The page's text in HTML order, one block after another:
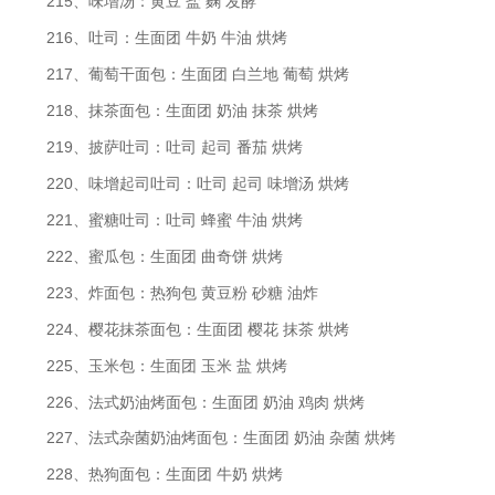
216、吐司：生面团 牛奶 牛油 烘烤
217、葡萄干面包：生面团 白兰地 葡萄 烘烤
218、抹茶面包：生面团 奶油 抹茶 烘烤
219、披萨吐司：吐司 起司 番茄 烘烤
220、味增起司吐司：吐司 起司 味增汤 烘烤
221、蜜糖吐司：吐司 蜂蜜 牛油 烘烤
222、蜜瓜包：生面团 曲奇饼 烘烤
223、炸面包：热狗包 黄豆粉 砂糖 油炸
224、樱花抹茶面包：生面团 樱花 抹茶 烘烤
225、玉米包：生面团 玉米 盐 烘烤
226、法式奶油烤面包：生面团 奶油 鸡肉 烘烤
227、法式杂菌奶油烤面包：生面团 奶油 杂菌 烘烤
228、热狗面包：生面团 牛奶 烘烤